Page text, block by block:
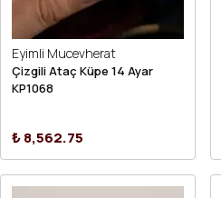
Eyimli Mucevherat
Çizgili Ataç Küpe 14 Ayar
KP1068
₺ 8,562.75